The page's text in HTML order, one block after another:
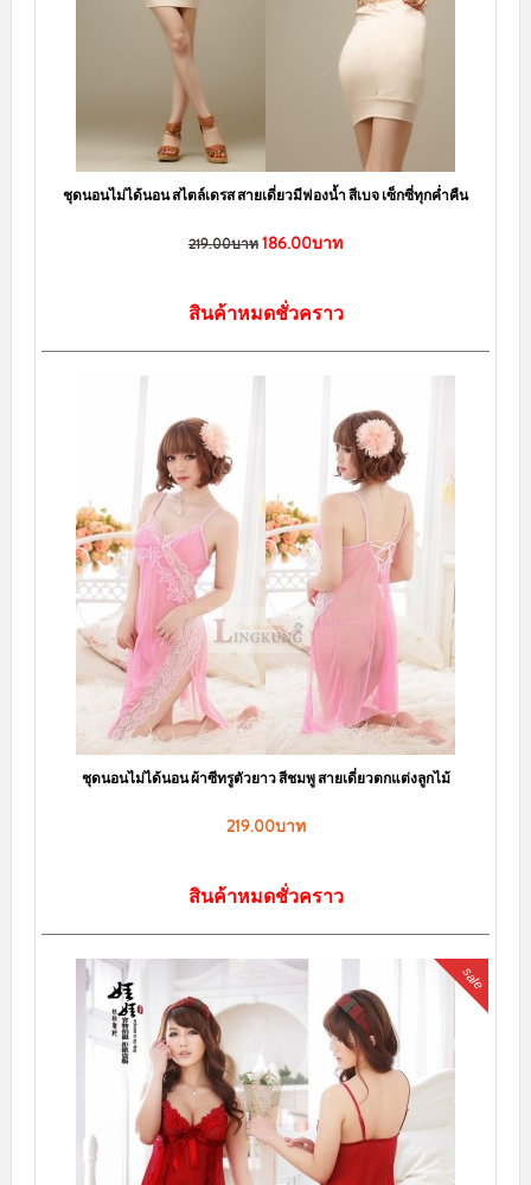
ชุดนอนสายเดี่ยว ซีทรู พร้อมกางเกงขาสั้น เซ็กซี่แบบน่ารัก
219.00บาท186.00บาท
หยิบใส่ตะกร้า
ชุดคอสเพลย์ พยาบาลเซ็กซี่จับใจ แฟนหนุ่มต้องหลง อย่างแน่นอน
219.00บาท170.00บาท
sale